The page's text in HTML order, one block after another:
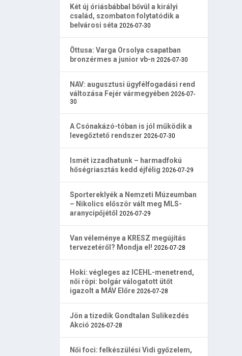
Két új óriásbábbal bővül a királyi
család, szombaton folytatódik a
belvárosi séta 2026-07-30
Öttusa: Varga Orsolya csapatban
bronzérmes a junior vb-n 2026-07-30
NAV: augusztusi ügyfélfogadási rend
változása Fejér vármegyében 2026-07-
30
A Csónakázó-tóban is jól működik a
levegőztető rendszer 2026-07-30
Ismét izzadhatunk – harmadfokú
hőségriasztás kedd éjfélig 2026-07-29
Sportereklyék a Nemzeti Múzeumban
– Nikolics először vált meg MLS-
aranycipőjétől 2026-07-29
Van véleménye a KRESZ megújítás
tervezetéről? Mondja el! 2026-07-28
Hoki: végleges az ICEHL-menetrend,
női röpi: bolgár válogatott ütőt
igazolt a MÁV Előre 2026-07-28
Jön a tizedik Gondtalan Sulikezdés
Akció 2026-07-28
Női foci: felkészülési Vidi győzelem,